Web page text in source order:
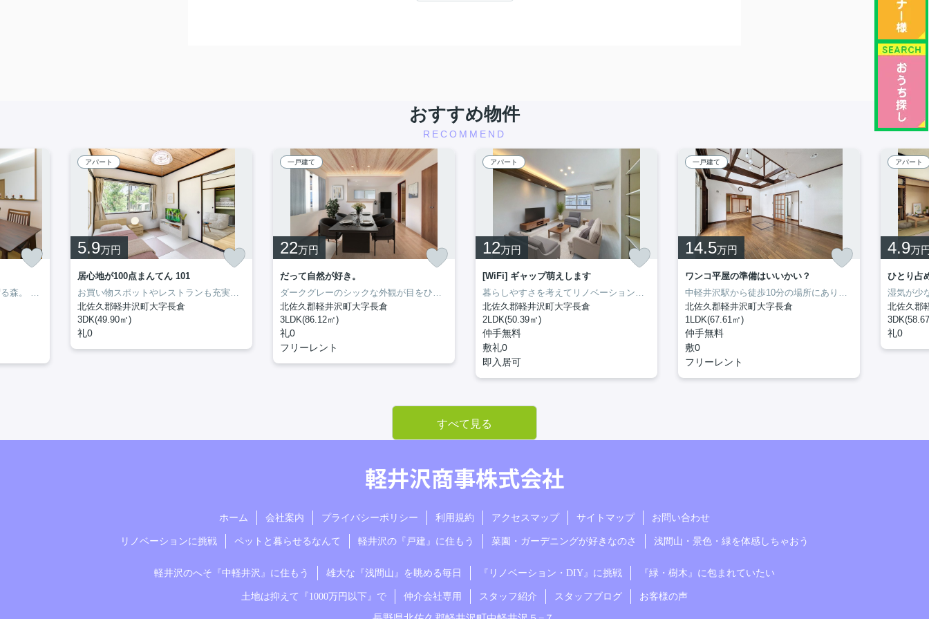
おすすめ物件
RECOMMEND
立地。 リノベーションによって生まれ変わった空間は、 淡いホワイトとウッディな雰囲気にまとめられ収納たっぷりで、毎日の暮らしが整いやすい実用性も魅力です。 軽井沢らしい穏やかな空気の中で、心地よく暮らせる一室
。水廻りを中心に全体をリフォーム済みで 室内が快適に生まれ変わったばかり！ 家を囲むように広めの庭があり、ペットも相談可能。お天気の良い日はわんちゃんと遊んだり、自然を感じながらガーデニングを楽しんだりと、
盛りのお子さまがいらっしゃるファミリーにもってこいの3DK！！ 何かとお金のかかる時期にはありがたい、リーズナブルな賃料にも注目です。
森。 誰もが憧れる、戸建ての物件のご紹介です。 中軽井沢駅へは車で4分、ツルヤも徒歩圏内の利便性の良い立地です。室内はIHコンロや浴室乾燥機を備え、お家の前に2台の駐車スペースを
アパート
5.9万円
居心地が100点まんてん 101
お買い物スポットやレストランも充実した
中軽井沢北エリアのリノベ物件のご紹介です。 3DKの使いやすい間取りでファミリーで暮らしてもカップルで広々使ってもOK。 お部屋は洋室が1つに和室が2つですが
北佐久郡軽井沢町大字長倉
3DK(49.90㎡)
礼0
一戸建て
22万円
だって自然が好き。
ダークグレーのシックな外観が目をひく 追分エリアの築浅物件のご紹介です。 間取りは3LKの戸建て物件で、80平米越えの広々タイプ。洋室3部屋に加えて土
北佐久郡軽井沢町大字長倉
3LDK(86.12㎡)
礼0
フリーレント
アパート
12万円
[WiFi] ギャップ萌えします
暮らしやすさを考えてリノベーションされた
中軽井沢南エリアの2LDKのお部屋です。 駅やスーパー、役場、
北佐久郡軽井沢町大字長倉
2LDK(50.39㎡)
仲手無料
敷礼0
即入居可
一戸建て
14.5万円
ワンコ平屋の準備はいいかい？
中軽井沢駅から徒歩10分の場所にありながら、
どこか懐か
北佐久郡軽井沢町大字長倉
1LDK(67.61㎡)
仲手無料
敷0
フリーレント
アパート
4.9万
ひとり占
北佐久郡
礼0
すべて見る
ホーム 会社案内 プライバシーポリシー 利用規約 アクセスマップ サイトマップ お問い合わせ
リノベーションに挑戦 ペットと暮らせるなんて 軽井沢の『戸建』に住もう 菜園・ガーデニングが好きなのさ 浅間山・景色・緑を体感しちゃおう
軽井沢のへそ『中軽井沢』に住もう 雄大な『浅間山』を眺める毎日 『リノベーション・DIY』に挑戦 『緑・樹木』に包まれていたい
土地は抑えて『1000万円以下』で 仲介会社専用 スタッフ紹介 スタッフブログ お客様の声